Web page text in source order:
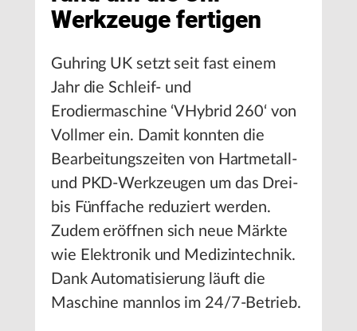
Werkzeuge fertigen
Guhring UK setzt seit fast einem
Jahr die Schleif- und
Erodiermaschine ‘VHybrid 260‘ von
Vollmer ein. Damit konnten die
Bearbeitungszeiten von Hartmetall-
und PKD-Werkzeugen um das Drei-
bis Fünffache reduziert werden.
Zudem eröffnen sich neue Märkte
wie Elektronik und Medizintechnik.
Dank Automatisierung läuft die
Maschine mannlos im 24/7-Betrieb.